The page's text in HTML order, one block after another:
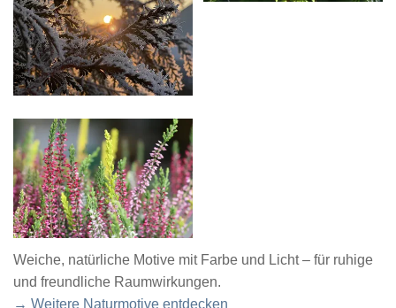
Weiche, natürliche Motive mit Farbe und Licht – für ruhige
und freundliche Raumwirkungen.
→ Weitere Naturmotive entdecken